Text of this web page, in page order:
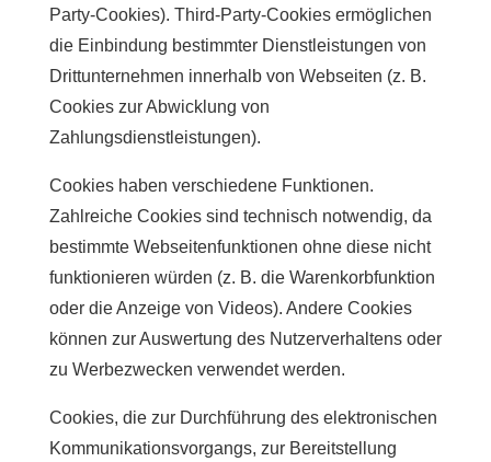
Party-Cookies). Third-Party-Cookies ermöglichen
die Einbindung bestimmter Dienstleistungen von
Drittunternehmen innerhalb von Webseiten (z. B.
Cookies zur Abwicklung von
Zahlungsdienstleistungen).
Cookies haben verschiedene Funktionen.
Zahlreiche Cookies sind technisch notwendig, da
bestimmte Webseitenfunktionen ohne diese nicht
funktionieren würden (z. B. die Warenkorbfunktion
oder die Anzeige von Videos). Andere Cookies
können zur Auswertung des Nutzerverhaltens oder
zu Werbezwecken verwendet werden.
Cookies, die zur Durchführung des elektronischen
Kommunikationsvorgangs, zur Bereitstellung